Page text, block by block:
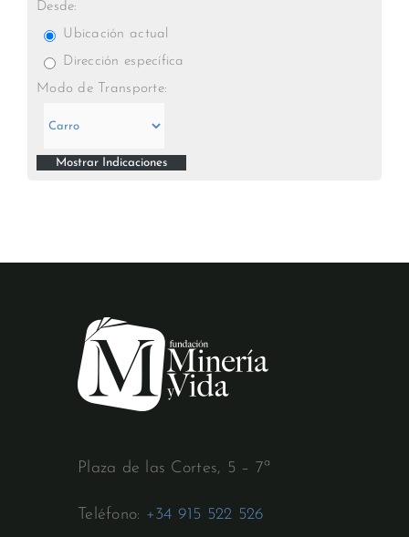
Desde:
Ubicación actual
Dirección específica
Modo de Transporte:
Plaza de las Cortes, 5 – 7ª
Teléfono: +34 915 522 526